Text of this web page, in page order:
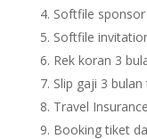
Softfile
Softfile
Rek koran 3
Slip gaji 3
Travel
Booking tiket